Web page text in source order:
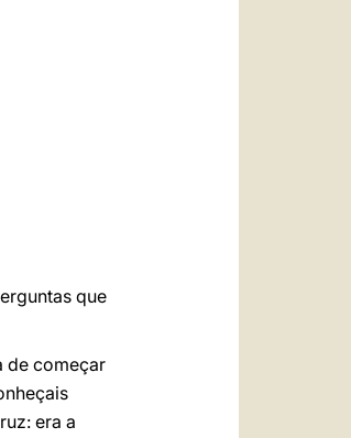
que
de começar
era a